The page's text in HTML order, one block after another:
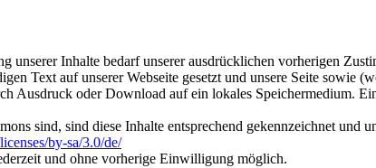
unserer Inhalte bedarf unserer ausdrücklichen vorherigen
Text auf unserer Webseite gesetzt und unsere Seite sowie
Ausdruck oder Download auf ein lokales Speichermedium.
sind, sind diese Inhalte entsprechend gekennzeichnet und
by-sa/3.0/de/
und ohne vorherige Einwilligung möglich.